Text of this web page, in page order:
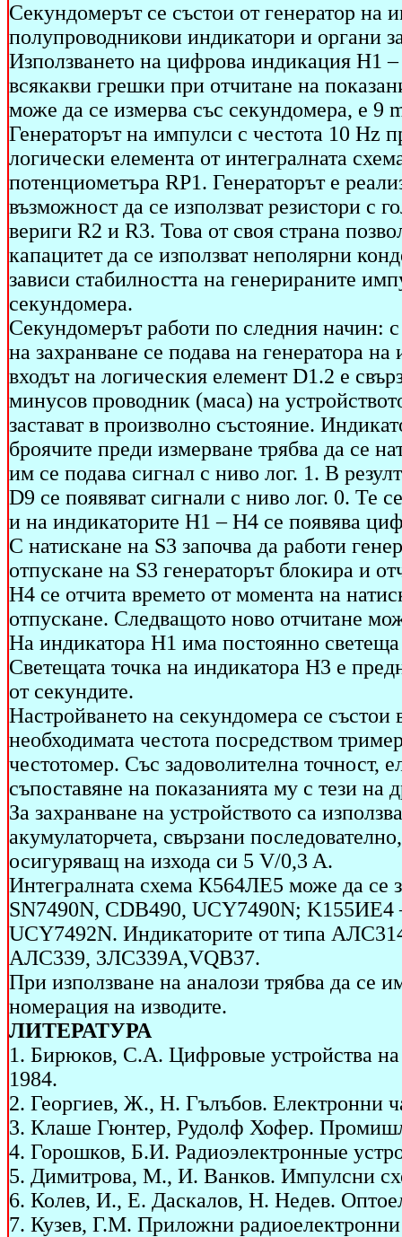
Секундомерът се състои от генератор
полупроводникови индикатори и органи
Използването на цифрова индикация H1
всякакви грешки при отчитане на
може да се измерва със секундомера, е 9
Генераторът на импулси с честота 10 Hz
логически елемента от интегралната
потенциометъра RP1. Генераторът е
възможност да се използват резистори с
вериги R2 и R3. Това от своя страна
капацитет да се използват неполярни
зависи стабилността на генерираните
секундомера.
Секундомерът работи по следния начин:
на захранване се подава на генератора
входът на логическия елемент D1.2 е
минусов проводник (маса) на
застават в произволно състояние.
броячите преди измерване трябва да се
им се подава сигнал с ниво лог. 1. В
D9 се появяват сигнали с ниво лог. 0. Те
и на индикаторите H1 – H4 се появява
С натискане на S3 започва да работи
отпускане на S3 генераторът блокира и
H4 се отчита времето от момента на
отпускане. Следващото ново отчитане
На индикатора Н1 има постоянно светеща
Светещата точка на индикатора Н3 е
от секундите.
Настройването на секундомера се състои
необходимата честота посредством
честотомер. Със задоволителна точност,
съпоставяне на показанията му с тези на
За захранване на устройството са
акумулаторчета, свързани
осигуряващ на изхода си 5 V/0,3 A.
Интегралната схема К564ЛЕ5 може да
SN7490N, CDB490, UCY7490N; K155ИЕ4
UCY7492N. Индикаторите от типа
АЛС339, 3ЛС339А,VQB37.
При използване на аналози трябва да се
номерация на изводите.
ЛИТЕРАТУРА
1. Бирюков, С.А. Цифровые устройства
1984.
2. Георгиев, Ж., Н. Гълъбов. Електронни
3. Клаше Гюнтер, Рудолф Хофер.
4. Горошков, Б.И. Радиоэлектронные
5. Димитрова, М., И. Ванков. Импулсни
6. Колев, И., Е. Даскалов, Н. Недев.
7. Кузев, Г.М. Приложни